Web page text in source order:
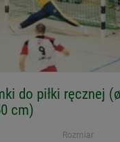
do piłki ręcznej
cm)
Rozmiar